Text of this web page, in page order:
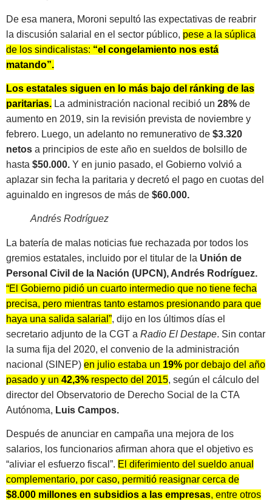
De esa manera, Moroni sepultó las expectativas de reabrir
la discusión salarial en el sector público, pese a la súplica
de los sindicalistas: “el congelamiento nos está
matando”.
Los estatales siguen en lo más bajo del ránking de las
paritarias. La administración nacional recibió un 28% de
aumento en 2019, sin la revisión prevista de noviembre y
febrero. Luego, un adelanto no remunerativo de $3.320
netos a principios de este año en sueldos de bolsillo de
hasta $50.000. Y en junio pasado, el Gobierno volvió a
aplazar sin fecha la paritaria y decretó el pago en cuotas del
aguinaldo en ingresos de más de $60.000.
Andrés Rodríguez
La batería de malas noticias fue rechazada por todos los
gremios estatales, incluido por el titular de la Unión de
Personal Civil de la Nación (UPCN), Andrés Rodríguez.
“El Gobierno pidió un cuarto intermedio que no tiene fecha
precisa, pero mientras tanto estamos presionando para que
haya una salida salarial”, dijo en los últimos días el
secretario adjunto de la CGT a Radio El Destape. Sin contar
la suma fija del 2020, el convenio de la administración
nacional (SINEP) en julio estaba un 19% por debajo del año
pasado y un 42,3% respecto del 2015, según el cálculo del
director del Observatorio de Derecho Social de la CTA
Autónoma, Luis Campos.
Después de anunciar en campaña una mejora de los
salarios, los funcionarios afirman ahora que el objetivo es
“aliviar el esfuerzo fiscal”. El diferimiento del sueldo anual
complementario, por caso, permitió reasignar cerca de
$8.000 millones en subsidios a las empresas, entre otros